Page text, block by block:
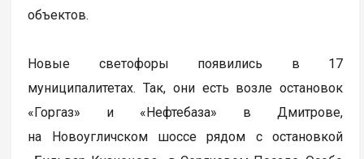
объектов.
Новые светофоры появились в 17
муниципалитетах. Так, они есть возле остановок
«Горгаз» и «Нефтебаза» в Дмитрове,
на Новоугличском шоссе рядом с остановкой